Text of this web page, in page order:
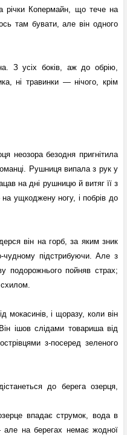
річки Копермайн, що тече на
там бувати, але він одного
З усіх боків, аж до обрію,
ні травинки — нічого, крім
неозора безодня пригнітила
Рушниця випала з рук у
на дні рушницю й витяг її з
ущкоджену ногу, і побрів до
він на горб, за яким зник
підстрибуючи. Але з
подорожнього пойняв страх;
схилом.
мокасинів, і щоразу, коли він
ішов слідами товариша від
з-посеред зеленого
до берега озерця,
озерце впадає струмок, вода в
на берегах немає жодної